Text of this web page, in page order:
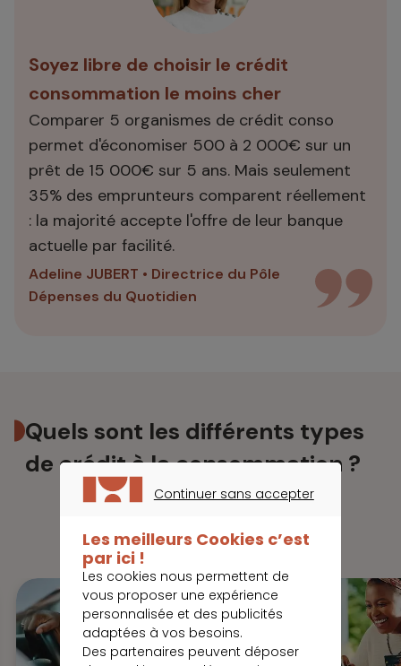
Soyez libre de choisir le crédit
consommation le moins cher
Comparer 5 organismes de crédit conso
permet d'économiser 500 à 2 000€ sur un
prêt de 15 000€ sur 5 ans. Mais seulement
35% des emprunteurs comparent réellement
: la majorité accepte l'offre de leur banque
actuelle par facilité.
Adeline JUBERT • Directrice du Pôle
Dépenses du Quotidien
Quels sont les différents types
de crédit à la consommation ?
Type de prêt Type de projet
Continuer sans accepter
Les meilleurs Cookies c’est
par ici !
Les cookies nous permettent de
vous proposer une expérience
personnalisée et des publicités
adaptées à vos besoins.
Des partenaires peuvent déposer